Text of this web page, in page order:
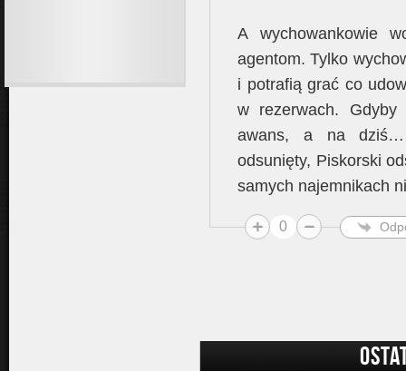
A wychowankowie
agentom. Tylko
i potrafią grać co
w rezerwach. Gdyby
awans, a na dziś…
odsunięty, Piskorski
samych najemnikach
0